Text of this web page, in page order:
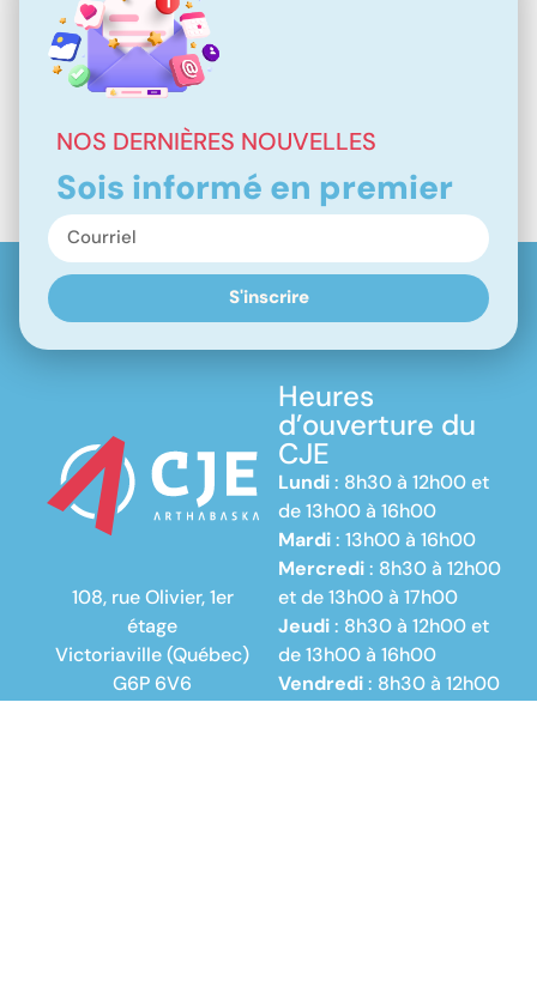
NOS DERNIÈRES NOUVELLES
Sois informé en premier
S'inscrire
108, rue Olivier, 1er
étage
Victoriaville (Québec)
G6P 6V6
Heures
d’ouverture du
CJE
Lundi: 8h30 à 12h00 et
de 13h00 à 16h00
Mardi: 13h00 à 16h00
Mercredi: 8h30 à 12h00
et de 13h00 à 17h00
Jeudi: 8h30 à 12h00 et
de 13h00 à 16h00
Vendredi: 8h30 à 12h00